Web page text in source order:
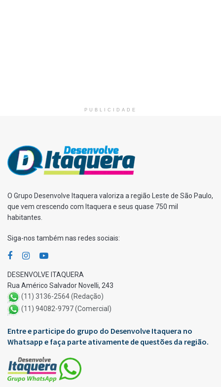
PUBLICIDADE
O Grupo Desenvolve Itaquera valoriza a região Leste de São Paulo,
que vem crescendo com Itaquera e seus quase 750 mil
habitantes.
Siga-nos também nas redes sociais:
DESENVOLVE ITAQUERA
Rua Américo Salvador Novelli, 243
(11) 3136-2564 (Redação)
(11) 94082-9797 (Comercial)
Entre e participe do grupo do Desenvolve Itaquera no
Whatsapp e faça parte ativamente de questões da região.